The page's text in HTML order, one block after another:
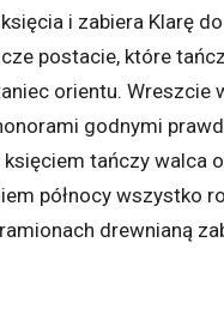
i zabiera Klarę do
postacie, które
orientu. Wreszcie
godnymi
księciem tańczy walca
północy wszystko
drewnianą